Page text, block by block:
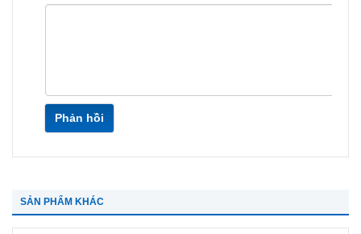
Phản hồi
SẢN PHẨM KHÁC